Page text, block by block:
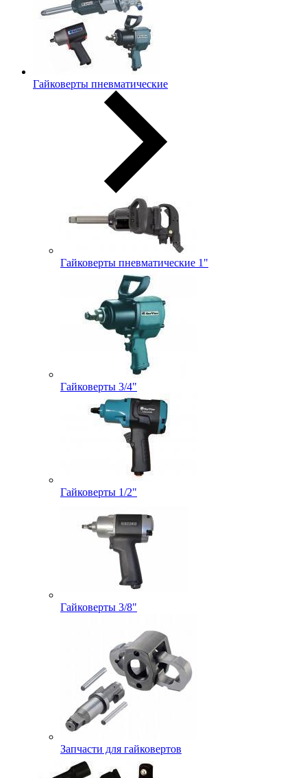
Гайковерты пневматические
Гайковерты пневматические 1"
Гайковерты 3/4"
Гайковерты 1/2"
Гайковерты 3/8"
Запчасти для гайковертов